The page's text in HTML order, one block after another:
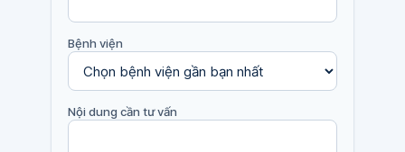
Bệnh viện
Nội dung cần tư vấn